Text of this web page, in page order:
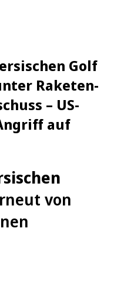
Golf
Raketen-
– US-
auf
von